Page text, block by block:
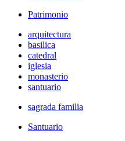
Patrimonio
arquitectura
basilica
catedral
iglesia
monasterio
santuario
sagrada familia
Santuario